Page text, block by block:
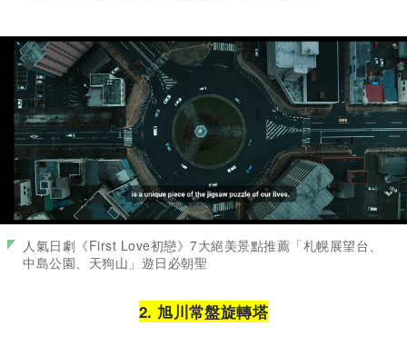
人氣日劇《First Love初戀》7大絕美景點推薦「札幌展望台、
中島公園、天狗山」遊日必朝聖
2. 旭川常盤旋轉塔